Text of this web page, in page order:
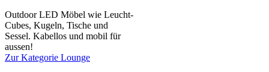
Outdoor LED Möbel wie Leucht-
Cubes, Kugeln, Tische und
Sessel. Kabellos und mobil für
aussen!
Zur Kategorie Lounge